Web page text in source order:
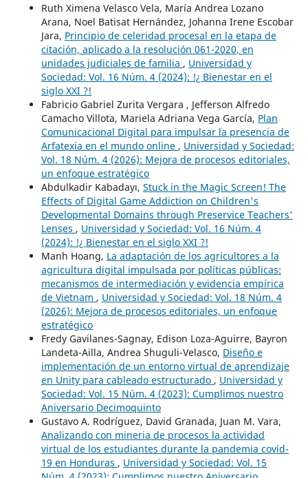
Ruth Ximena Velasco Vela, María Andrea Lozano
Arana, Noel Batisat Hernández, Johanna Irene Escobar
Jara, Principio de celeridad procesal en la etapa de
citación, aplicado a la resolución 061-2020, en
unidades judiciales de familia , Universidad y
Sociedad: Vol. 16 Núm. 4 (2024): !¿ Bienestar en el
siglo XXI ?!
Fabricio Gabriel Zurita Vergara , Jefferson Alfredo
Camacho Villota, Mariela Adriana Vega García, Plan
Comunicacional Digital para impulsar la presencia de
Arfatexia en el mundo online , Universidad y Sociedad:
Vol. 18 Núm. 4 (2026): Mejora de procesos editoriales,
un enfoque estratégico
Abdulkadir Kabadayı, Stuck in the Magic Screen! The
Effects of Digital Game Addiction on Children's
Developmental Domains through Preservice Teachers'
Lenses , Universidad y Sociedad: Vol. 16 Núm. 4
(2024): !¿ Bienestar en el siglo XXI ?!
Manh Hoang, La adaptación de los agricultores a la
agricultura digital impulsada por políticas públicas:
mecanismos de intermediación y evidencia empírica
de Vietnam , Universidad y Sociedad: Vol. 18 Núm. 4
(2026): Mejora de procesos editoriales, un enfoque
estratégico
Fredy Gavilanes-Sagnay, Edison Loza-Aguirre, Bayron
Landeta-Ailla, Andrea Shuguli-Velasco, Diseño e
implementación de un entorno virtual de aprendizaje
en Unity para cableado estructurado , Universidad y
Sociedad: Vol. 15 Núm. 4 (2023): Cumplimos nuestro
Aniversario Decimoquinto
Gustavo A. Rodríguez, David Granada, Juan M. Vara,
Analizando con mineria de procesos la actividad
virtual de los estudiantes durante la pandemia covid-
19 en Honduras , Universidad y Sociedad: Vol. 15